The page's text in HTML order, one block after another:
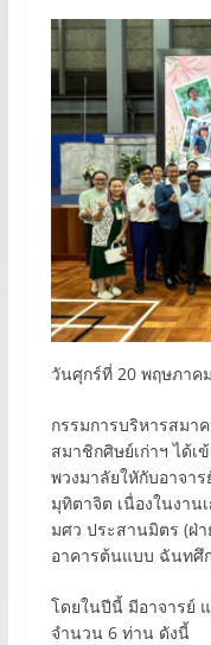
วันศุกร์ที่ 20 พฤษภาค
กรรมการบริหารสมา
สมาชิกศิษย์เก่าฯ ได้
พวงมาลัยใหักับอาจา
มุทิตาจิต เนื่องในงาน
มศว ประสานมิตร (ฝ่
อาคารต้นแบบ ฉันทศึ
โดยในปีนี้ มีอาจารย์
จำนวน 6 ท่าน ดังนี้